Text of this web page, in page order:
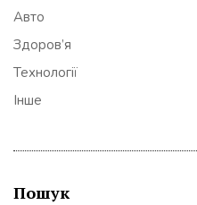
Авто
Здоров’я
Технології
Інше
Пошук